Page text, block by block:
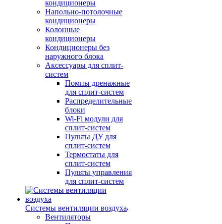
кондиционеры
Напольно-потолочные
кондиционеры
Колонные
кондиционеры
Кондиционеры без
наружного блока
Аксессуары для сплит-
систем
Помпы дренажные
для сплит-систем
Распределительные
блоки
Wi-Fi модули для
сплит-систем
Пульты ДУ для
сплит-систем
Термостаты для
сплит-систем
Пульты управления
для сплит-систем
Системы вентиляции воздуха
Вентиляторы